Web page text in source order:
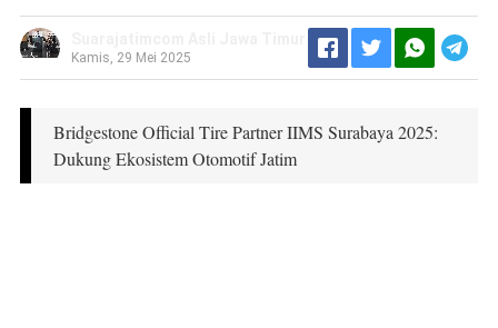
Kamis, 29 Mei 2025
Bridgestone Official Tire Partner IIMS Surabaya 2025:
Dukung Ekosistem Otomotif Jatim